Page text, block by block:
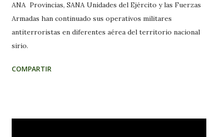
ANA Provincias, SANA Unidades del Ejército y las Fuerzas
Armadas han continuado sus operativos militares
antiterroristas en diferentes aérea del territorio nacional
sirio.
COMPARTIR